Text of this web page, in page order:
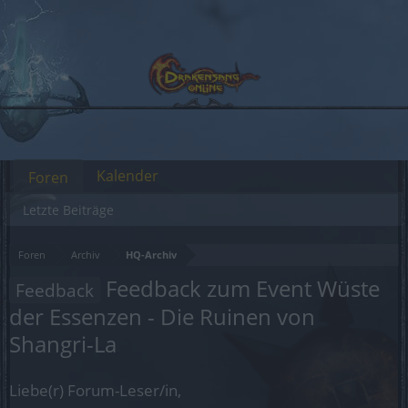
Foren Archiv HQ-Archiv
Feedback Feedback zum Event Wüste
der Essenzen - Die Ruinen von
Shangri-La
Liebe(r) Forum-Leser/in,
Foren
Letzte Beiträge
Kalender